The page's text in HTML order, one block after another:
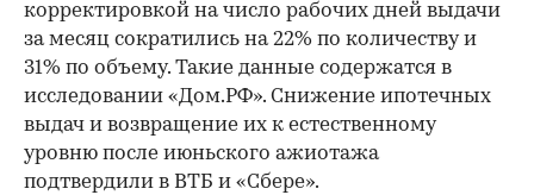
корректировкой на число рабочих дней выдачи
за месяц сократились на 22% по количеству и
31% по объему. Такие данные содержатся в
исследовании «Дом.РФ». Снижение ипотечных
выдач и возвращение их к естественному
уровню после июньского ажиотажа
подтвердили в ВТБ и «Сбере».